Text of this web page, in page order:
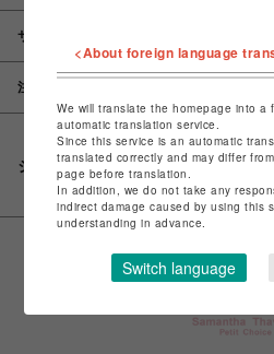
サイズ
注意事項
シェアする
<About foreign language
We will translate the homepage into a
automatic translation service.
Since this service is an automatic
translated correctly and may differ
page before translation.
In addition, we do not take any
indirect damage caused by using this
understanding in advance.
Switch language